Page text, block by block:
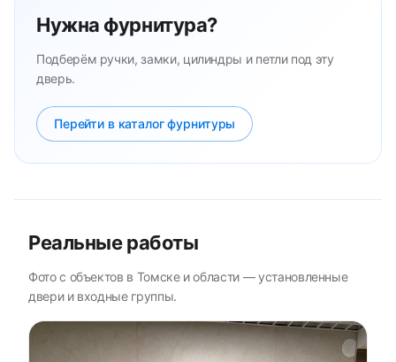
Нужна фурнитура?
Подберём ручки, замки, цилиндры и петли под эту
дверь.
Перейти в каталог фурнитуры
Реальные работы
Фото с объектов в Томске и области — установленные
двери и входные группы.